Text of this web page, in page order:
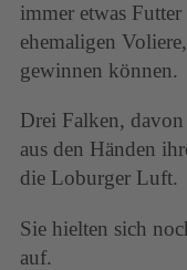
immer etwas
ehemaligen
gewinnen können.
Drei Falken, davon
aus den Händen
die Loburger Luft.
Sie hielten sich
auf.